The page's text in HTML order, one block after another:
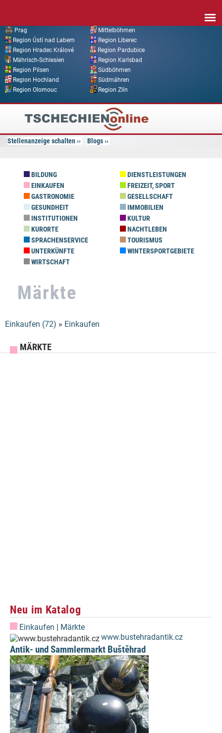
Prag
Mittelböhmen
Region Ústí nad Labem
Region Liberec
Region Hradec Králové
Region Pardubice
Mährisch-Schlesien
Region Karlsbad
Region Pilsen
Südböhmen
Region Hochland
Südmähren
Region Olomouc
Region Zlín
Tschechien
Online
Stellenanzeige schalten Blogs
BILDUNG
DIENSTLEISTUNGEN
EINKAUFEN
FREIZEIT, SPORT
GASTRONOMIE
GESELLSCHAFT
GESUNDHEIT
IMMOBILIEN
INSTITUTIONEN
KULTUR
KURORTE
NACHTLEBEN
SPRACHENSERVICE
TOURISMUS
UNTERKÜNFTE
WINTERSPORTGEBIETE
WIRTSCHAFT
Märkte
Sie sind hier
Einkaufen (72) » Einkaufen
MÄRKTE
Neu im Katalog
Einkaufen | Märkte
www.bustehradantik.cz
Antik- und Sammlermarkt Buštěhrad